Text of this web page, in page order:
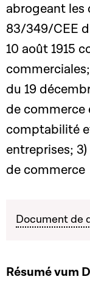
abrogeant
83/349/CEE
10 août 1915
du 19
de commerce
comptabilité
entreprises;
de commerce
Document de
Résumé vum